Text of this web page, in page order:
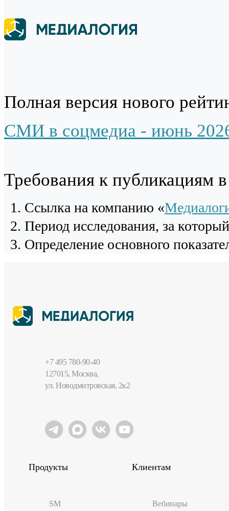
Полная версия нового
СМИ в соцмедиа - июнь
Требования к публикациям
Cсылка на компанию «
Период исследования, за
Определение основного
+7 495 780-90-40
127015, Москва,
ул. Новодмитровская, 2к2
Продукты
SM
Клиентам
Вебинары